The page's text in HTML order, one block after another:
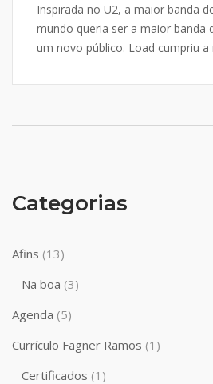
Inspirada no U2, a maior banda
mundo queria ser a maior banda
um novo público. Load cumpriu a
Categorias
Afins (13)
Na boa (3)
Agenda (5)
Currículo Fagner Ramos (1)
Certificados (1)